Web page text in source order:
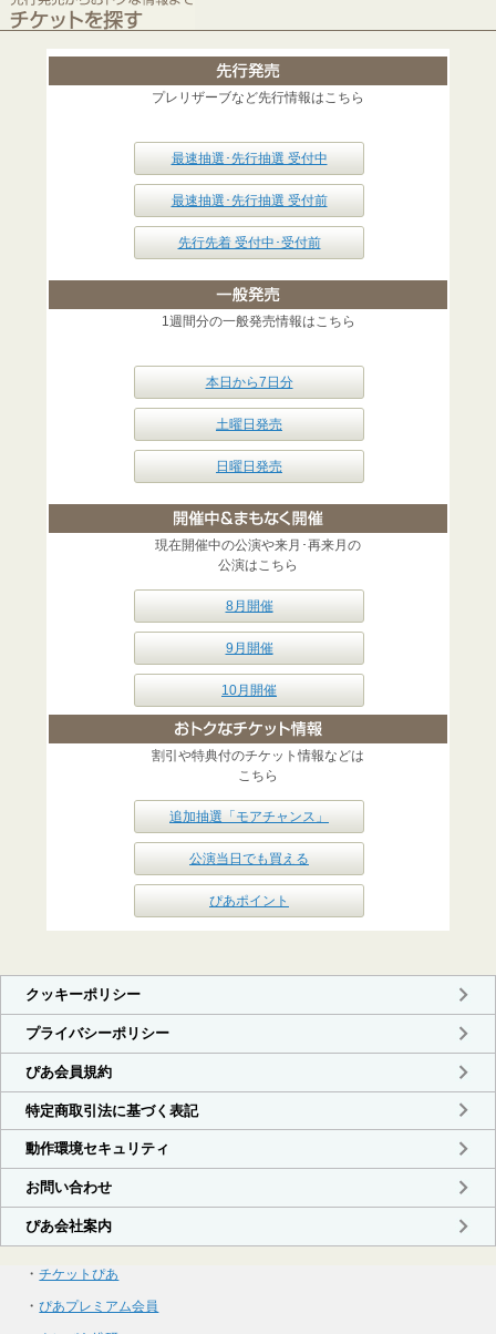
プレリザーブなど先行情報はこちら
最速抽選･先行抽選 受付中
最速抽選･先行抽選 受付前
先行先着 受付中･受付前
1週間分の一般発売情報はこちら
本日から7日分
土曜日発売
日曜日発売
現在開催中の公演や来月･再来月の
公演はこちら
8月開催
9月開催
10月開催
割引や特典付のチケット情報などは
こちら
追加抽選「モアチャンス」
公演当日でも買える
ぴあポイント
・チケットぴあ
・ぴあプレミアム会員